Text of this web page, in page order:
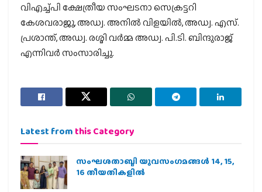
വിഎച്ച്പി ക്ഷേത്രീയ സംഘടനാ സെക്രട്ടറി
കേശവരാജു, അഡ്വ. അനില്‍ വിളയില്‍, അഡ്വ. എസ്.
പ്രശാന്ത്, അഡ്വ. രശ്മി വര്‍മ്മ അഡ്വ. പി.ടി. ബിന്ദുരാജ്
എന്നിവര്‍ സംസാരിച്ചു.
Latest from this Category
സംഘശതാബ്ദി യുവസംഗമങ്ങള്‍ 14, 15,
16 തീയതികളില്‍